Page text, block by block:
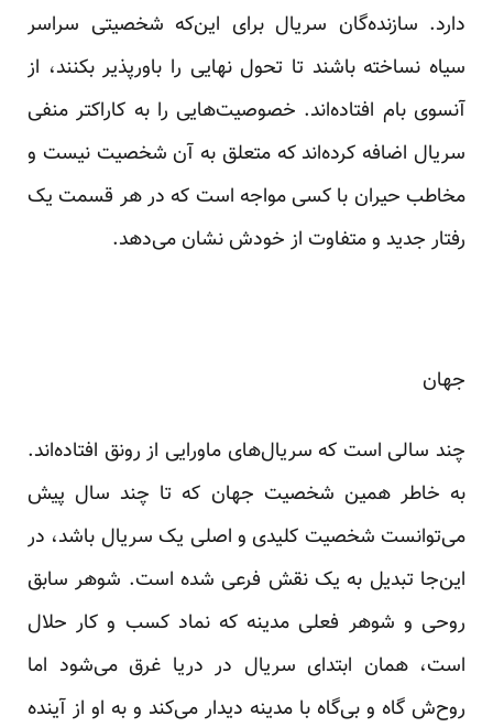
دارد. سازنده‌گان سریال برای این‌که شخصیتی سراسر
سیاه نساخته باشند تا تحول نهایی را باورپذیر بکنند، از
آنسوی بام افتاده‌اند. خصوصیت‌هایی را به کاراکتر منفی
سریال اضافه کرده‌اند که متعلق به آن شخصیت نیست و
مخاطب حیران با کسی مواجه است که در هر قسمت یک
رفتار جدید و متفاوت از خودش نشان می‌دهد.
جهان
چند سالی است که سریال‌های ماورایی از رونق افتاده‌اند.
به خاطر همین شخصیت جهان که تا چند سال پیش
می‌توانست شخصیت کلیدی و اصلی یک سریال باشد، در
این‌جا تبدیل به یک نقش فرعی شده است. شوهر سابق
روحی و شوهر فعلی مدینه که نماد کسب و کار حلال
است، همان ابتدای سریال در دریا غرق می‌شود اما
روح‌ش گاه و بی‌گاه با مدینه دیدار می‌کند و به او از آینده